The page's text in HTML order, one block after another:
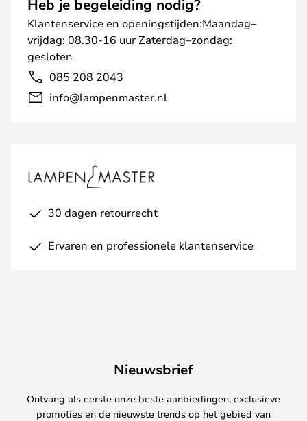
Heb je begeleiding nodig?
Klantenservice en openingstijden:Maandag–
vrijdag: 08.30-16 uur Zaterdag–zondag:
gesloten
085 208 2043
info@lampenmaster.nl
30 dagen retourrecht
Ervaren en professionele klantenservice
Nieuwsbrief
Ontvang als eerste onze beste aanbiedingen, exclusieve
promoties en de nieuwste trends op het gebied van